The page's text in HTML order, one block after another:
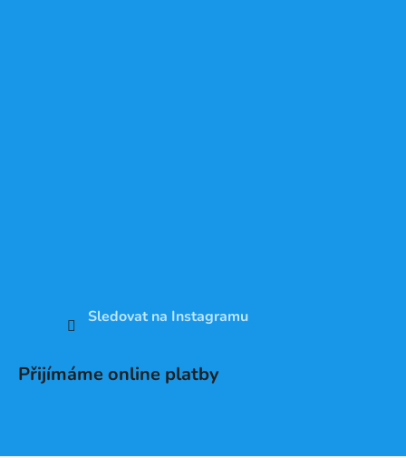
Sledovat na Instagramu
Přijímáme online platby